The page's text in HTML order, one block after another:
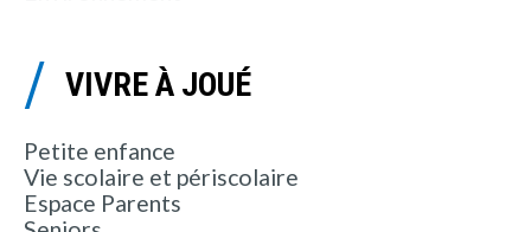
VIVRE À JOUÉ
Petite enfance
Vie scolaire et périscolaire
Espace Parents